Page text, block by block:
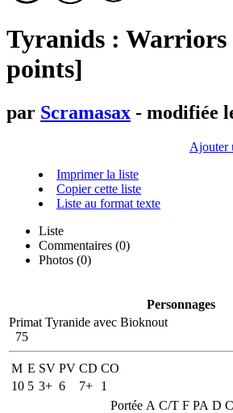
Tyranids : Warriors
points]
par Scramasax - modifiée
Ajouter
Imprimer la liste
Copier cette liste
Liste au format texte
Liste
Commentaires (0)
Photos (0)
Personnages
Primat Tyranide avec Bioknout
75
M E SV PV CD CO
10 5 3+ 6 7+
1
Portée A C/T F PA D